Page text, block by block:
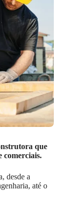
que
comerciais.
desde a
até o